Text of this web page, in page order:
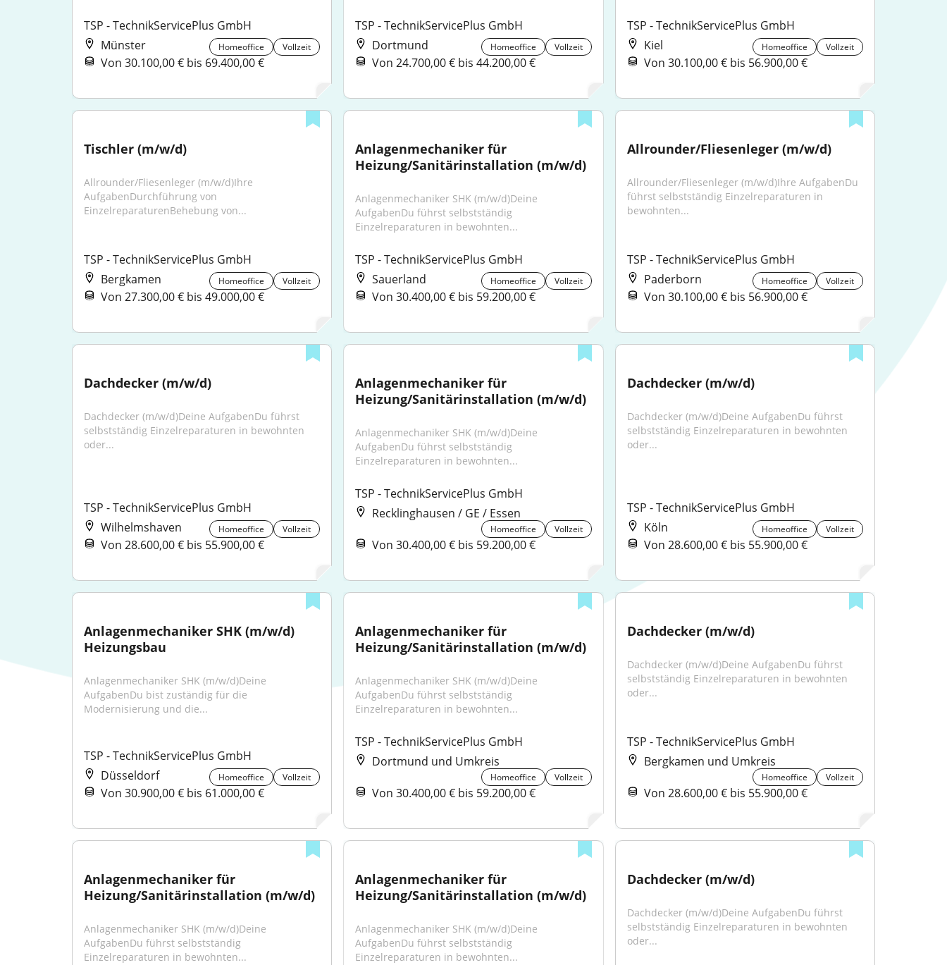
TSP - TechnikServicePlus GmbH
Münster
Homeoffice Vollzeit
Von 30.100,00 € bis 69.400,00 €
TSP - TechnikServicePlus GmbH
Dortmund
Homeoffice Vollzeit
Von 24.700,00 € bis 44.200,00 €
TSP - TechnikServicePlus GmbH
Kiel
Homeoffice Vollzeit
Von 30.100,00 € bis 56.900,00 €
Tischler (m/w/d)
Allrounder/Fliesenleger (m/w/d)Ihre
AufgabenDurchführung von
EinzelreparaturenBehebung von...
TSP - TechnikServicePlus GmbH
Bergkamen
Homeoffice Vollzeit
Von 27.300,00 € bis 49.000,00 €
Anlagenmechaniker für
Heizung/Sanitärinstallation (m/w/d)
Anlagenmechaniker SHK (m/w/d)Deine
AufgabenDu führst selbstständig
Einzelreparaturen in bewohnten...
TSP - TechnikServicePlus GmbH
Sauerland
Homeoffice Vollzeit
Von 30.400,00 € bis 59.200,00 €
Allrounder/Fliesenleger (m/w/d)
Allrounder/Fliesenleger (m/w/d)Ihre AufgabenDu
führst selbstständig Einzelreparaturen in
bewohnten...
TSP - TechnikServicePlus GmbH
Paderborn
Homeoffice Vollzeit
Von 30.100,00 € bis 56.900,00 €
Dachdecker (m/w/d)
Dachdecker (m/w/d)Deine AufgabenDu führst
selbstständig Einzelreparaturen in bewohnten
oder...
TSP - TechnikServicePlus GmbH
Wilhelmshaven
Homeoffice Vollzeit
Von 28.600,00 € bis 55.900,00 €
Anlagenmechaniker für
Heizung/Sanitärinstallation (m/w/d)
Anlagenmechaniker SHK (m/w/d)Deine
AufgabenDu führst selbstständig
Einzelreparaturen in bewohnten...
TSP - TechnikServicePlus GmbH
Recklinghausen / GE / Essen
Homeoffice Vollzeit
Von 30.400,00 € bis 59.200,00 €
Dachdecker (m/w/d)
Dachdecker (m/w/d)Deine AufgabenDu führst
selbstständig Einzelreparaturen in bewohnten
oder...
TSP - TechnikServicePlus GmbH
Köln
Homeoffice Vollzeit
Von 28.600,00 € bis 55.900,00 €
Anlagenmechaniker SHK (m/w/d)
Heizungsbau
Anlagenmechaniker SHK (m/w/d)Deine
AufgabenDu bist zuständig für die
Modernisierung und die...
TSP - TechnikServicePlus GmbH
Düsseldorf
Homeoffice Vollzeit
Von 30.900,00 € bis 61.000,00 €
Anlagenmechaniker für
Heizung/Sanitärinstallation (m/w/d)
Anlagenmechaniker SHK (m/w/d)Deine
AufgabenDu führst selbstständig
Einzelreparaturen in bewohnten...
TSP - TechnikServicePlus GmbH
Dortmund und Umkreis
Homeoffice Vollzeit
Von 30.400,00 € bis 59.200,00 €
Dachdecker (m/w/d)
Dachdecker (m/w/d)Deine AufgabenDu führst
selbstständig Einzelreparaturen in bewohnten
oder...
TSP - TechnikServicePlus GmbH
Bergkamen und Umkreis
Homeoffice Vollzeit
Von 28.600,00 € bis 55.900,00 €
Anlagenmechaniker für
Heizung/Sanitärinstallation (m/w/d)
Anlagenmechaniker SHK (m/w/d)Deine
AufgabenDu führst selbstständig
Einzelreparaturen in bewohnten...
Anlagenmechaniker für
Heizung/Sanitärinstallation (m/w/d)
Anlagenmechaniker SHK (m/w/d)Deine
AufgabenDu führst selbstständig
Einzelreparaturen in bewohnten...
Dachdecker (m/w/d)
Dachdecker (m/w/d)Deine AufgabenDu führst
selbstständig Einzelreparaturen in bewohnten
oder...